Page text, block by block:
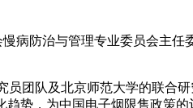
病防治与管理专业委员会主任
员团队及北京师范大学的联合
势，为中国电子烟限售政策的